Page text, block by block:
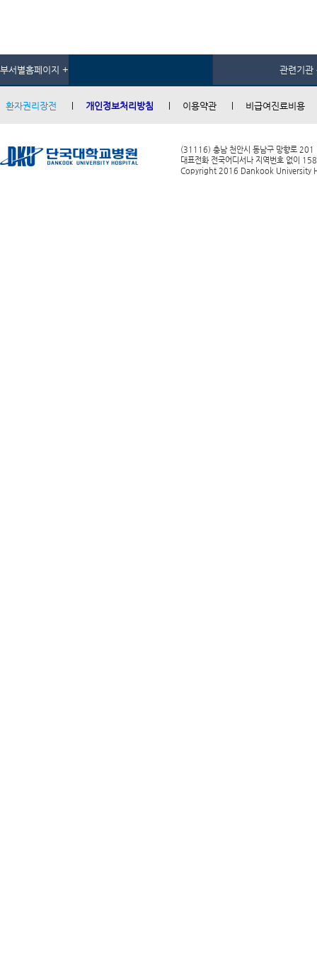
부서별홈페이지 + 관련기관
환자권리장전 개인정보처리방침 이용약관 비급여진료비용
(31116) 충남 천안시 동남구 망향로 201
대표전화 전국어디서나 지역번호 없이
Copyright 2016 Dankook University